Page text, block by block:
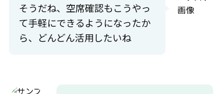
そうだね、空席確認もこうやっ
て手軽にできるようになったか
ら、どんどん活用したいね